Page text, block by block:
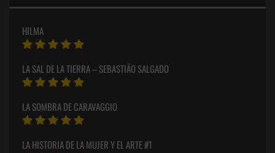
HILMA
LA SAL DE LA TIERRA – SEBASTIÃO SALGADO
LA SOMBRA DE CARAVAGGIO
LA HISTORIA DE LA MUJER Y EL ARTE #1